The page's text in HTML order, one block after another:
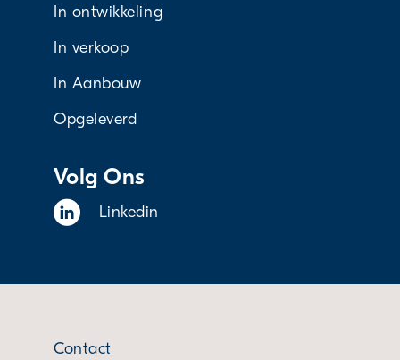
In ontwikkeling
In verkoop
In Aanbouw
Opgeleverd
Volg Ons
Linkedin
Contact